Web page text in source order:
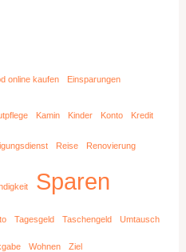
online kaufen Einsparungen
Kamin Kinder Konto Kredit
Reise Renovierung
Sparen
Tagesgeld Taschengeld Umtausch
Wohnen Ziel